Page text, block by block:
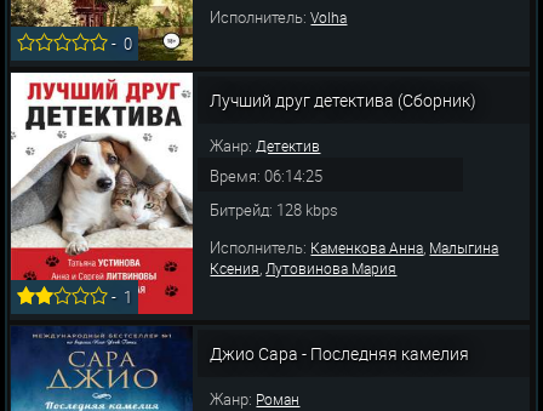
-0
Исполнитель:Volha
- 1
Лучший друг детектива (Сборник)
Жанр:Детектив
Время: 06:14:25
Битрейд: 128 kbps
Исполнитель: Каменкова Анна, Малыгина
Ксения,Лутовинова Мария
Джио Сара - Последняя камелия
Жанр: Роман